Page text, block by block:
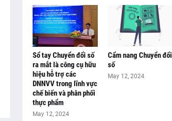
Sổ tay Chuyển đổi số
ra mắt là công cụ hữu
hiệu hỗ trợ các
DNNVV trong lĩnh vực
chế biến và phân phối
thực phẩm
May 12, 2024
Cẩm nang Chuyển đổi
số
May 12, 2024